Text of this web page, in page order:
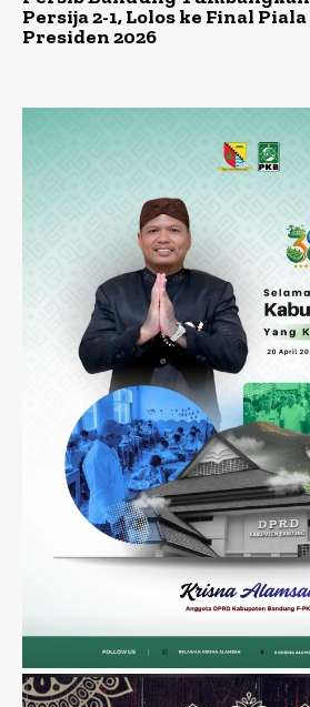
Persija 2-1, Lolos ke Final Piala
Presiden 2026